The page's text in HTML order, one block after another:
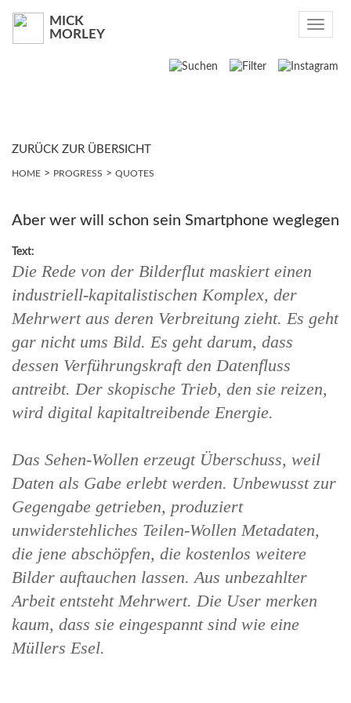
MICK
MORLEY
Toggle
2022
2020
2018
2017
2015
2014
2012
ZURÜCK ZUR ÜBERSICHT
HOME > PROGRESS > QUOTES
Aber wer will schon sein Smartphone weglegen
Text:
Die Rede von der Bilderflut maskiert einen
industriell-kapitalistischen Komplex, der
Mehrwert aus deren Verbreitung zieht. Es geht
gar nicht ums Bild. Es geht darum, dass
dessen Verführungskraft den Datenfluss
antreibt. Der skopische Trieb, den sie reizen,
wird digital kapitaltreibende Energie.
Das Sehen-Wollen erzeugt Überschuss, weil
Daten als Gabe erlebt werden. Unbewusst zur
Gegengabe getrieben, produziert
unwiderstehliches Teilen-Wollen Metadaten,
die jene abschöpfen, die kostenlos weitere
Bilder auftauchen lassen. Aus unbezahlter
Arbeit entsteht Mehrwert. Die User merken
kaum, dass sie eingespannt sind wie eine
Müllers Esel.
Suchen